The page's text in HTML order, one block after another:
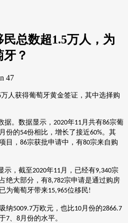
总数超1.5万人，为
？
47
万人获得葡萄牙黄金签证，其中选择购
据。数据显示， 2020年11 月共有86宗葡
月份的54份相比，增长了接近60%。其
目， 86宗获批申请中，有80宗来自购
示，截至2020年11 月，已经有9,340宗
绝大部分，有8,782宗申请是通过购房
为葡萄牙带来15,965位移民!
纳5009.7万欧元，也比10 月份的2866.7
7 8 月份的水平。